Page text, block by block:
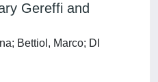
Gereffi and
Bettiol, Marco; DI